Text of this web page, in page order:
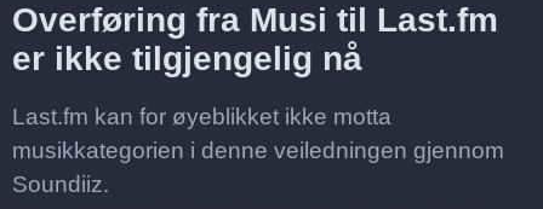
Overføring fra Musi til Last.fm
er ikke tilgjengelig nå
Last.fm kan for øyeblikket ikke motta
musikkategorien i denne veiledningen gjennom
Soundiiz.